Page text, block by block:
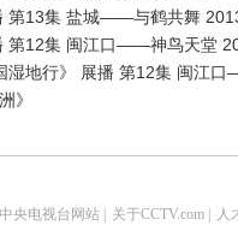
第13集 盐城——与鹤共舞
第12集 闽江口——神鸟天堂
湿地行》 展播 第12集 闽江
》
中央电视台网站 关于CCTV.com 人